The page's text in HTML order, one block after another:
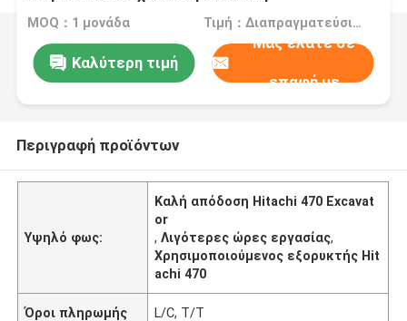
MOQ：1 μονάδα Τιμή：Διαπραγματεύσιμος
Καλύτερη τιμή
Μας ελάτε σε
επαφή με
Περιγραφή προϊόντων
Υψηλό φως:
Καλή απόδοση Hitachi 470 Excavat
or
,Λιγότερες ώρες εργασίας,
Χρησιμοποιούμενος εξορυκτής Hit
achi 470
Όροι πληρωμής L/C, T/T